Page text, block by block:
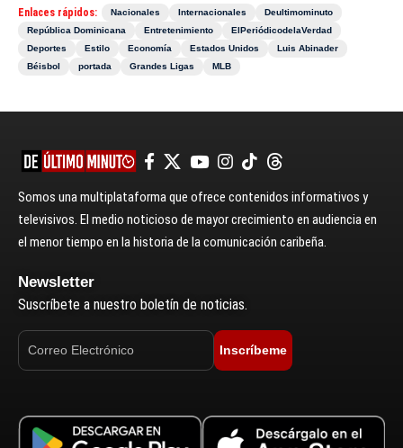
Enlaces rápidos: Nacionales Internacionales
Deultimominuto
República Dominicana
Entretenimiento
ElPeriódicodelaVerdad
Deportes
Estilo Economía Estados Unidos
Luis Abinader
Béisbol
portada Grandes Ligas MLB
Somos una multiplataforma que ofrece contenidos informativos y
televisivos. El medio noticioso de mayor crecimiento en audiencia en
el menor tiempo en la historia de la comunicación caribeña.
Newsletter
Suscríbete a nuestro boletín de noticias.
Inscríbeme